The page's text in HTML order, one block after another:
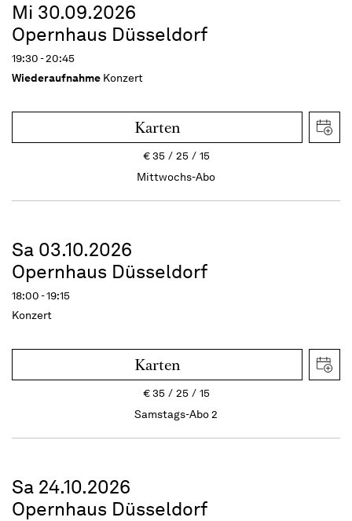
Mi 30.09.2026
Opernhaus Düsseldorf
19:30 - 20:45
Wiederaufnahme Konzert
Karten
€35 25
15
Mittwochs-Abo
Sa 03.10.2026
Opernhaus Düsseldorf
18:00 - 19:15
Konzert
Karten
€35 25
15
Samstags-Abo 2
Sa 24.10.2026
Opernhaus Düsseldorf